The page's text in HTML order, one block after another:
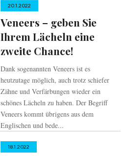
20.1.2022
Veneers – geben Sie
Ihrem Lächeln eine
zweite Chance!
Dank sogenannten Veneers ist es
heutzutage möglich, auch trotz schiefer
Zähne und Verfärbungen wieder ein
schönes Lächeln zu haben. Der Begriff
Veneers kommt übrigens aus dem
Englischen und bede...
18.1.2022